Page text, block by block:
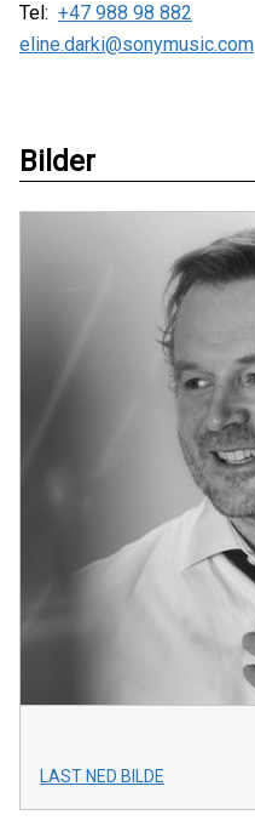
Tel: +47 988 98 882
eline.darki@sonymusic.com
Bilder
LAST NED BILDE